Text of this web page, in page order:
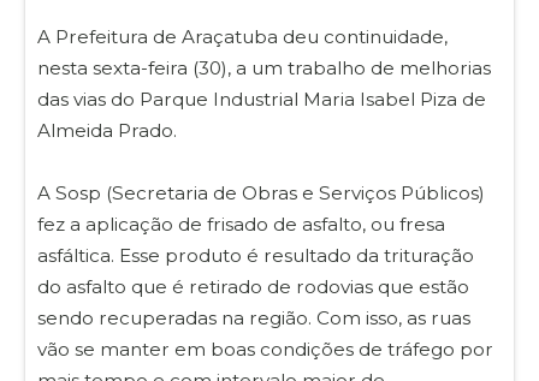
A Prefeitura de Araçatuba deu continuidade,
nesta sexta-feira (30), a um trabalho de melhorias
das vias do Parque Industrial Maria Isabel Piza de
Almeida Prado.
A Sosp (Secretaria de Obras e Serviços Públicos)
fez a aplicação de frisado de asfalto, ou fresa
asfáltica. Esse produto é resultado da trituração
do asfalto que é retirado de rodovias que estão
sendo recuperadas na região. Com isso, as ruas
vão se manter em boas condições de tráfego por